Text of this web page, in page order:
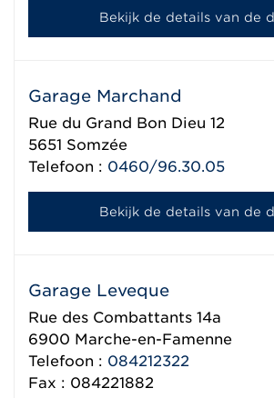
Bekijk de details van de
Garage Marchand
Rue du Grand Bon Dieu 12
5651 Somzée
Telefoon : 0460/96.30.05
Bekijk de details van de
Garage Leveque
Rue des Combattants 14a
6900 Marche-en-Famenne
Telefoon : 084212322
Fax : 084221882